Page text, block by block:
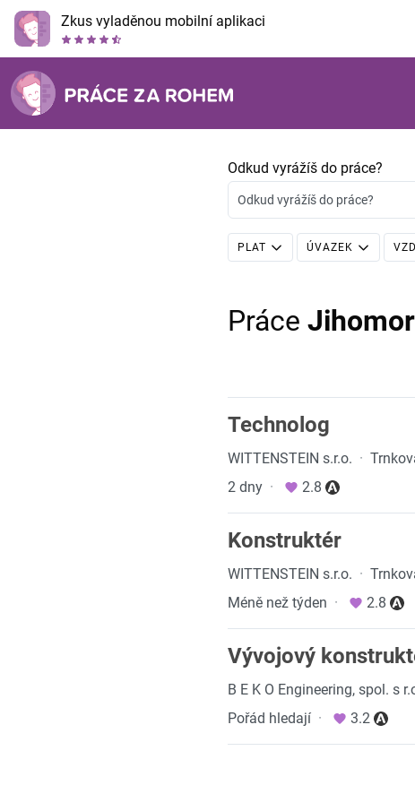
Zkus vyladěnou mobilní aplikaci
Odkud vyrážíš do práce?
Odkud vyrážíš do práce?
PLAT ÚVAZEK
Práce
Technolog
WITTENSTEIN s.r.o. ·
2 dny · 2.8
Konstruktér
WITTENSTEIN s.r.o. ·
Méně než týden · 2.8
Vývojový
B E K O Engineering, spol. s
Pořád hledají · 3.2